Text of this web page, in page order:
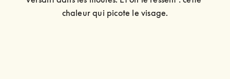
chaleur qui picote le visage.